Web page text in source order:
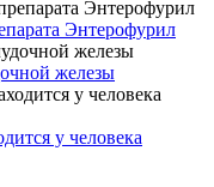
Энтерофурил
железы
у человека